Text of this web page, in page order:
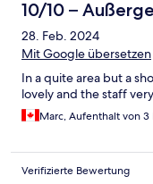
10/10 –
28. Feb. 2024
Mit Google übersetzen
In a quite area but a
lovely and the staff
Marc, Aufenthalt von 3
Verifizierte Bewertung